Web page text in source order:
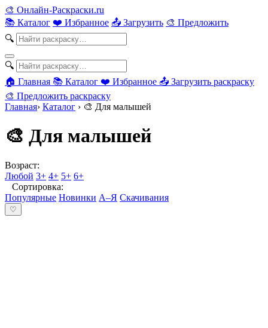
🎨 Онлайн-Раскраски.ru
📚 Каталог ❤️ Избранное 📤 Загрузить 🎨 Предложить
🔍
🔍
🏠 Главная 📚 Каталог ❤️ Избранное 📤 Загрузить раскраску
🎨 Предложить раскраску
Главная› Каталог › 🎨 Для малышей
🎨 Для малышей
Возраст:
Любой 3+ 4+ 5+ 6+
Сортировка:
Популярные Новинки А–Я Скачивания
♡